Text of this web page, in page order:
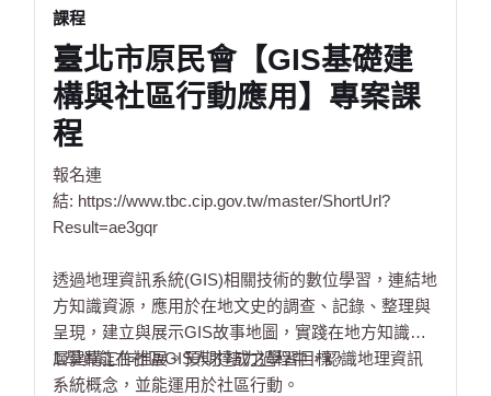
課程
臺北市原民會【GIS基礎建
構與社區行動應用】專案課
程
報名連
結: https://www.tbc.cip.gov.tw/master/ShortUrl?
Result=ae3gqr
透過地理資訊系統(GIS)相關技術的數位學習，連結地
方知識資源，應用於在地文史的調查、記錄、整理與
呈現，建立與展示GIS故事地圖，實踐在地方知識圖
層建構工作推展。預期達成之學習目標，
1.學員能在社區GIS人才培力過程中，認識地理資訊
系統概念，並能運用於社區行動。